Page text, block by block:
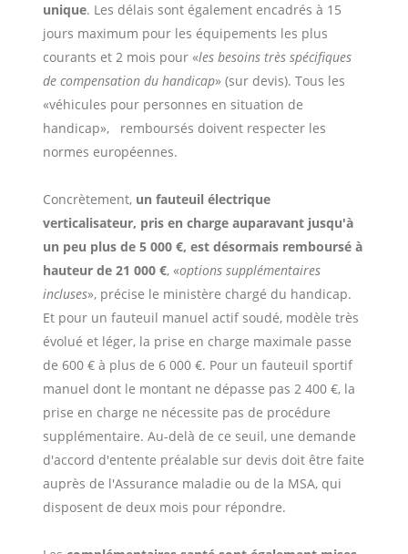
unique. Les délais sont également encadrés à 15
jours maximum pour les équipements les plus
courants et 2 mois pour «les besoins très spécifiques
de compensation du handicap» (sur devis). Tous les
«véhicules pour personnes en situation de
handicap»,
remboursés doivent respecter les
normes européennes.
Concrètement, un fauteuil électrique
verticalisateur, pris en charge auparavant jusqu'à
un peu plus de 5 000 €, est désormais remboursé à
hauteur de 21 000 €, «options supplémentaires
incluses», précise le ministère chargé du handicap.
Et pour un fauteuil manuel actif soudé, modèle très
évolué et léger, la prise en charge maximale passe
de 600 € à plus de 6 000 €. Pour un fauteuil sportif
manuel dont le montant ne dépasse pas 2 400 €, la
prise en charge ne nécessite pas de procédure
supplémentaire. Au-delà de ce seuil, une demande
d'accord d'entente préalable sur devis doit être faite
auprès de l'Assurance maladie ou de la MSA, qui
disposent de deux mois pour répondre.